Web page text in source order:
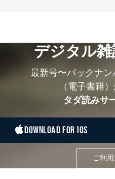
管理者を設置し、個人情報保護
管理グループディレクター 前田
報の種類
購入商品の
商品代金回
ｅメール
個人が特定
デジタル
最新号〜バックナン
（電子書籍
タダ読みサ
DOWNLOAD FOR IOS
ご利用